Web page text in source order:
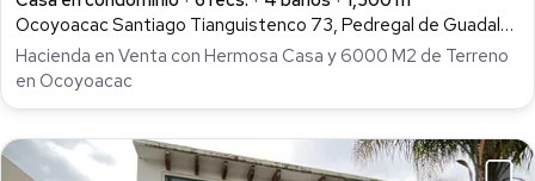
Ocoyoacac Santiago Tianguistenco 73, Pedregal de Guadalupe Hidalgo, Ocoyoacac
Hacienda en Venta con Hermosa Casa y 6000 M2 de Terreno
en Ocoyoacac